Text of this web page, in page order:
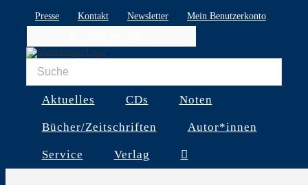
Presse Kontakt Newsletter
Mein Benutzerkonto
Aktuelles CDs Noten
Bücher/Zeitschriften Autor*innen
Service Verlag